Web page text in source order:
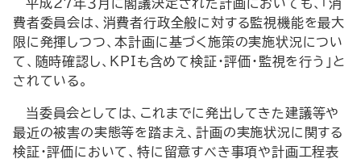
平成27年３月に閣議決定された計画においても、「消
費者委員会は、消費者行政全般に対する監視機能を最大
限に発揮しつつ、本計画に基づく施策の実施状況につい
て、随時確認し、KPIも含めて検証・評価・監視を行う」と
されている。
当委員会としては、これまでに発出してきた建議等や
最近の被害の実態等を踏まえ、計画の実施状況に関する
検証・評価において、特に留意すべき事項や計画工程表